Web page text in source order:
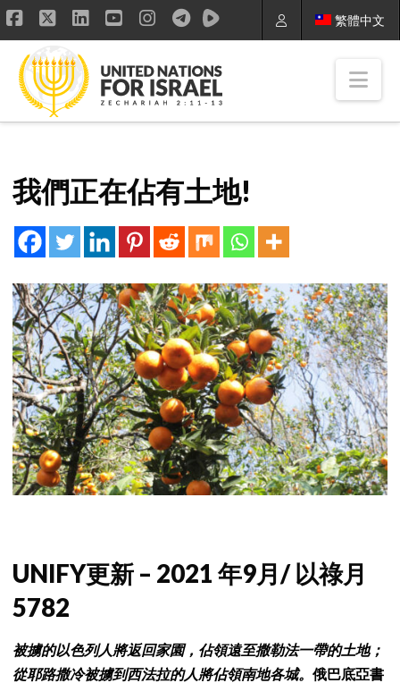
繁體中文
Facebook
X LinkedIn
YouTube
Instagram
我們正在佔有土地!
UNIFY更新 – 2021 年9月/ 以祿月
5782
被擄的以色列人將返回家園，佔領遠至撒勒法一帶的土地；
從耶路撒冷被擄到西法拉的人將佔領南地各城。 俄巴底亞書